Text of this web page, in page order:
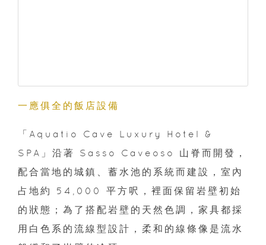
一應俱全的飯店設備
「Aquatio Cave Luxury Hotel &
SPA」沿著 Sasso Caveoso 山脊而開發，
配合當地的城鎮、蓄水池的系統而建設，室內
占地約 54,000 平方呎，裡面保留岩壁初始
的狀態；為了搭配岩壁的天然色調，家具都採
用白色系的流線型設計，柔和的線條像是流水